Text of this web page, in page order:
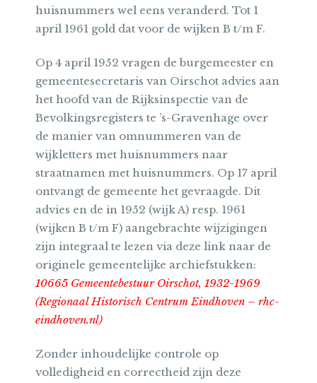
huisnummers wel eens veranderd. Tot 1
april 1961 gold dat voor de wijken B t/m F.
Op 4 april 1952 vragen de burgemeester en
gemeentesecretaris van Oirschot advies aan
het hoofd van de Rijksinspectie van de
Bevolkingsregisters te ’s-Gravenhage over
de manier van omnummeren van de
wijkletters met huisnummers naar
straatnamen met huisnummers. Op 17 april
ontvangt de gemeente het gevraagde. Dit
advies en de in 1952 (wijk A) resp. 1961
(wijken B t/m F) aangebrachte wijzigingen
zijn integraal te lezen via deze link naar de
originele gemeentelijke archiefstukken:
10665 Gemeentebestuur Oirschot, 1932-1969
(Regionaal Historisch Centrum Eindhoven – rhc-
eindhoven.nl)
Zonder inhoudelijke controle op
volledigheid en correctheid zijn deze